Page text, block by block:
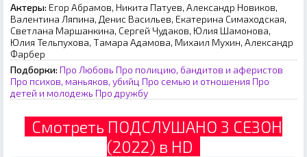
Актеры: Егор Абрамов, Никита Патуев, Александр Новиков,
Валентина Ляпина, Денис Васильев, Екатерина Симаходская,
Светлана Маршанкина, Сергей Чудаков, Юлия Шамонова,
Юлия Тельпухова, Тамара Адамова, Михаил Мухин, Александр
Фарбер
Подборки: Про Любовь Про полицию, бандитов и аферистов
Про психов, маньяков, убийц Про семью и отношения Про
детей и молодежь Про дружбу
Смотреть ПОДСЛУШАНО 3 СЕЗОН
(2022) в HD